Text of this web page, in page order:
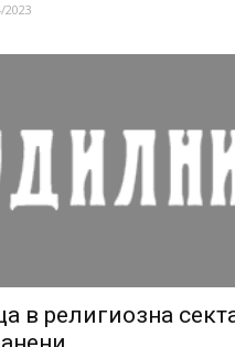
2023
в религиозна